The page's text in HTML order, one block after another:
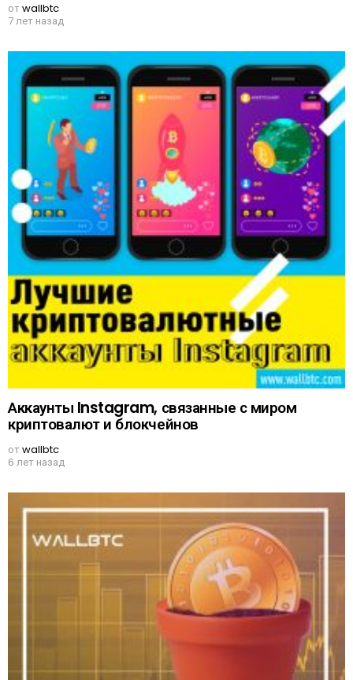
отwallbtc
7 лет назад
Аккаунты Instagram, связанные с миром
криптовалют и блокчейнов
отwallbtc
6 лет назад